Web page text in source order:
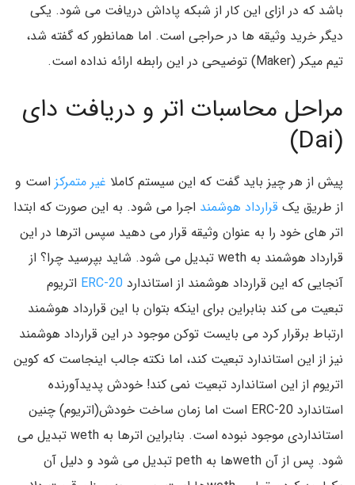
باشد که در ازای این کار از شبکه پاداش دریافت می شود. یکی
دیگر خرید وثیقه ها در حراجی است. اما همانطور که گفته شد،
تیم میکر (Maker) توضیحی در این رابطه ارائه نداده است.
مراحل محاسبات اتر و دریافت دای
(Dai)
پیش از هر چیز باید گفت که این سیستم کاملا غیر متمرکز است و
از طریق یک قرارداد هوشمند اجرا می شود. به این صورت که ابتدا
اتر های خود را به عنوان وثیقه قرار می دهید سپس اترها در این
قرارداد هوشمند به weth تبدیل می شود. شاید بپرسید چرا؟ از
آنجایی که این قرارداد هوشمند از استاندارد ERC-20 اتریوم
تبعیت می کند بنابراین برای اینکه بتوان با این قرارداد هوشمند
ارتباط برقرار کرد می بایست توکن موجود در این قرارداد هوشمند
نیز از این استاندارد تبعیت کند، اما نکته جالب اینجاست که کوین
اتریوم از این استاندارد تبعیت نمی کند! خودش پدیدآورنده
استاندارد ERC-20 است اما زمان ساخت خودش(اتریوم) چنین
استانداردی موجود نبوده است. بنابراین اترها به weth تبدیل می
شود. پس از آن wethها به peth تبدیل می شود و دلیل آن